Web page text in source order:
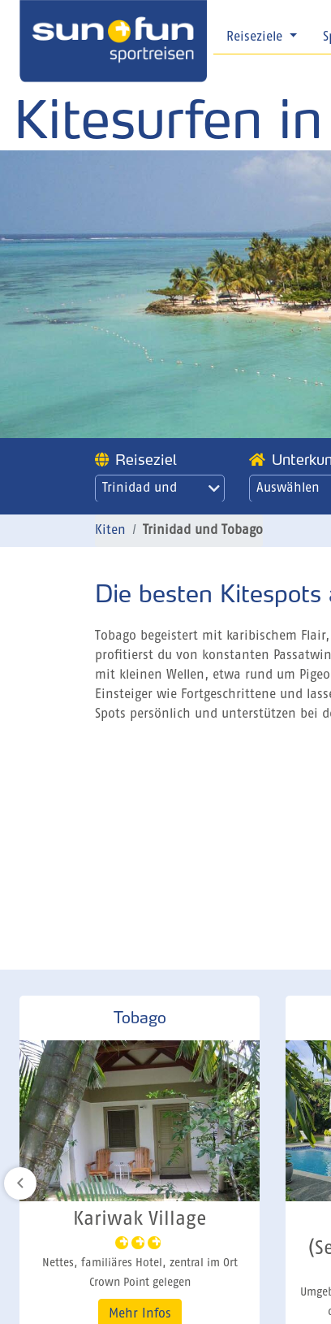
Reiseziele
Kitesurfen
Reiseziel
Trinidad und
Auswählen
Kiten Trinidad und Tobago
Die besten Kitespots
Tobago begeistert mit karibischem
profitierst du von konstanten
mit kleinen Wellen, etwa rund um
Einsteiger wie Fortgeschrittene und
Spots persönlich und unterstützen bei
Tobago
Villas of Tobago
(Seashells & Coral Sea)
Umgeben von tropischer Vegetation liegen
die Seashells & Coral Sea Villas.